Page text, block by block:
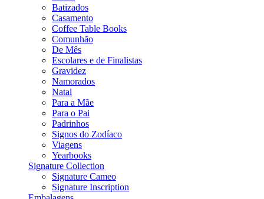
Batizados
Casamento
Coffee Table Books
Comunhão
De Mês
Escolares e de Finalistas
Gravidez
Namorados
Natal
Para a Mãe
Para o Pai
Padrinhos
Signos do Zodíaco
Viagens
Yearbooks
Signature Collection
Signature Cameo
Signature Inscription